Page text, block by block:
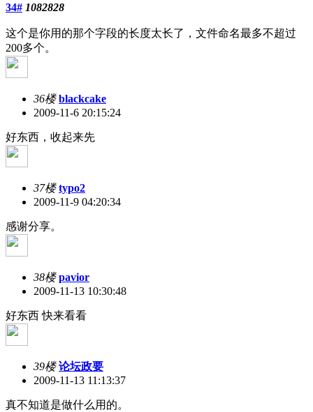
34# 1082828
这个是你用的那个字段的长度太长了，文件命名最多不超过
200多个。
36楼 blackcake
2009-11-6 20:15:24
好东西，收起来先
37楼 typo2
2009-11-9 04:20:34
感谢分享。
38楼 pavior
2009-11-13 10:30:48
好东西 快来看看
39楼 论坛政要
2009-11-13 11:13:37
真不知道是做什么用的。